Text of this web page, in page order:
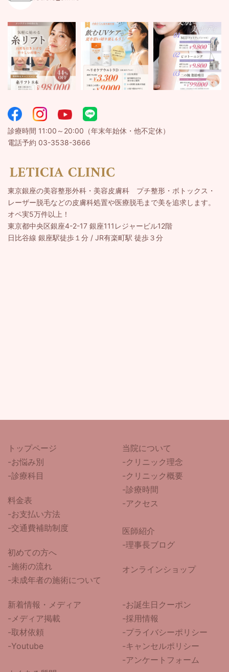
診療時間 11:00～20:00（年末年始休・他不定休）
電話予約 03-3538-3666
東京銀座の美容整形外科・美容皮膚科 プチ整形・ボトックス・
レーザー脱毛などの皮膚科処置や医療脱毛まで美を追求します。
オペ実5万件以上！
東京都中央区銀座4-2-17 銀座111レジャービル12階
日比谷線 銀座駅徒歩１分 / JR有楽町駅 徒歩３分
トップページ
-お悩み別
-診療科目
料金表
-お支払い方法
-交通費補助制度
初めての方へ
-施術の流れ
-未成年者の施術について
当院について
-クリニック理念
-クリニック概要
-診療時間
-アクセス
医師紹介
-理事長ブログ
オンラインショップ
新着情報・メディア
-メディア掲載
-取材依頼
-Youtube
-お誕生日クーポン
-採用情報
-プライバシーポリシー
-キャンセルポリシー
-アンケートフォーム